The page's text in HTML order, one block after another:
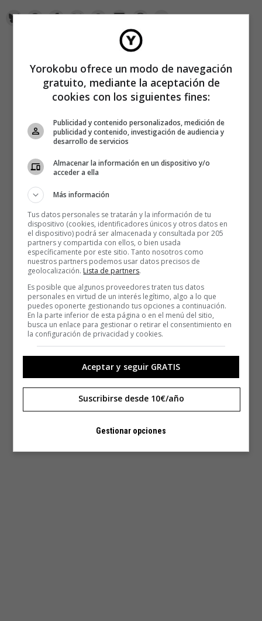
Yorokobu ofrece un modo de navegación
gratuito, mediante la aceptación de
cookies con los siguientes fines:
Publicidad y contenido personalizados, medición de
publicidad y contenido, investigación de audiencia y
desarrollo de servicios
Almacenar la información en un dispositivo y/o
acceder a ella
Más información
Tus datos personales se tratarán y la información de tu
dispositivo (cookies, identificadores únicos y otros datos en
el dispositivo) podrá ser almacenada y consultada por 205
partners y compartida con ellos, o bien usada
específicamente por este sitio. Tanto nosotros como
nuestros partners podemos usar datos precisos de
geolocalización. Lista de partners.
Es posible que algunos proveedores traten tus datos
personales en virtud de un interés legítimo, algo a lo que
puedes oponerte gestionando tus opciones a continuación.
En la parte inferior de esta página o en el menú del sitio,
busca un enlace para gestionar o retirar el consentimiento en
la configuración de privacidad y cookies.
Aceptar y seguir GRATIS
Suscribirse desde 10€/año
Gestionar opciones